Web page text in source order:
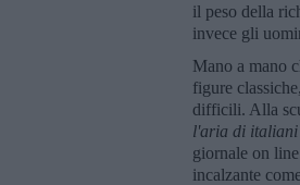
il peso della
invece gli
Mano a mano
figure
difficili. Alla
l'aria di
giornale on
incalzante